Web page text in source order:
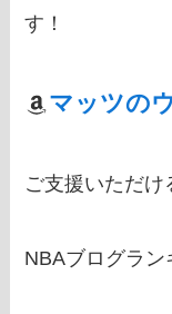
す！
マッツの
ご支援いただけ
NBAブログラン